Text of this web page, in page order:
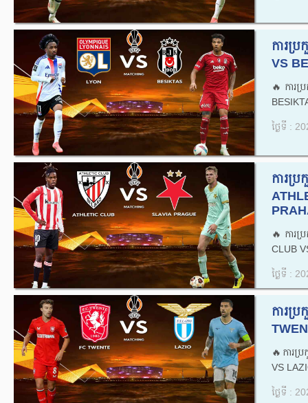
ការប្
VS
🔥ការ
ថ្ងៃទី :
ការប្
🔥ការ
CLUB
ថ្ងៃទី :
ការប្
🔥ការប្
VS
ថ្ងៃទី :